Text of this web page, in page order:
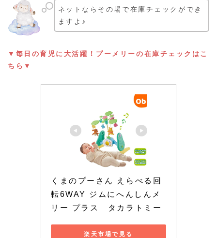
ネットならその場で在庫チェックができ
ますよ♪
▼毎日の育児に大活躍！プーメリーの在庫チェックはこ
ちら▼
くまのプーさん えらべる回
転6WAY ジムにへんしんメ
リー プラス　タカラトミー
楽天市場で見る